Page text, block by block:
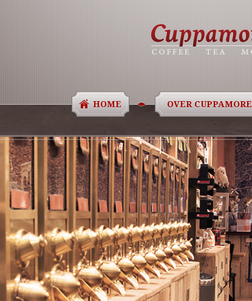
HOME OVER CUPPAMORE